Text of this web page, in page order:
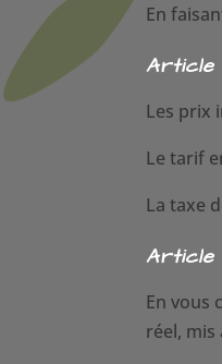
En
Article
Les prix
Le tarif
La taxe
Article
En vous
réel,